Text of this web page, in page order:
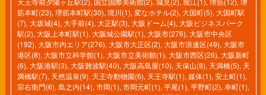
筋本町(23), 堺筋本町駅(30), 境川(1), 変なホテル(2), 大国町(5), 大国町駅
(7), 大坂城(4), 大手前(4), 大正駅(3), 大阪ドーム(4), 大阪ビジネスパーク
駅(2), 大阪上本町駅(1), 大阪城公園駅(1), 大阪市(276), 大阪市中央区
(192), 大阪市内エリア(276), 大阪市大正区(2), 大阪市浪速区(49), 大阪市
港区(8), 大阪市立科学館(1), 大阪市立美術館(1), 大阪市西区(26), 大阪新町
(6), 大阪港駅(3), 大阪難波駅(40), 大阪高島屋(10), 天保山(8), 天満橋(5), 天
満橋駅(7), 天然温泉(9), 天王寺動物園(6), 天王寺駅(1), 媒体(1), 安土町(1),
宗右衛門(6), 島之内(14), 市岡(1), 市岡元町(1), 平尾(1), 平野町(2), 幸町(1),